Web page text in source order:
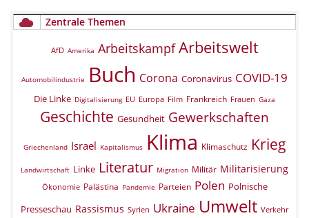
Zentrale Themen
AfD Amerika Arbeitskampf Arbeitswelt
Automobilindustrie Buch Corona Coronavirus COVID-19
Die Linke Digitalisierung EU Europa Film Frankreich Frauen Gaza
Geschichte Gesundheit Gewerkschaften
Griechenland Israel Kapitalismus Klima Klimaschutz Krieg
Landwirtschaft Linke Literatur Migration Militär Militarisierung
Ökonomie Palästina Pandemie Parteien Polen Polnische
Presseschau Rassismus Syrien Ukraine Umwelt Verkehr